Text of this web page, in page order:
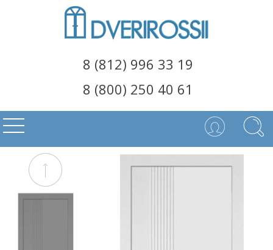
8 (812) 996 33 19
8 (800) 250 40 61